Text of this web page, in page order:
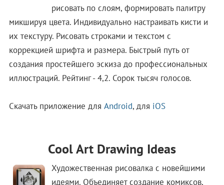
рисовать по слоям, формировать палитру
микшируя цвета. Индивидуально настраивать кисти и
их текстуру. Рисовать строками и текстом с
коррекцией шрифта и размера. Быстрый путь от
создания простейшего эскиза до профессиональных
иллюстраций. Рейтинг - 4,2. Сорок тысяч голосов.
Скачать приложение для Android, для iOS
Cool Art Drawing Ideas
Художественная рисовалка с новейшими
идеями. Объединяет создание комиксов,